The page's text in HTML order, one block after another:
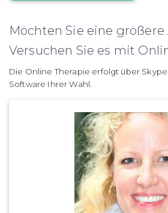
Möchten Sie eine größere
Versuchen Sie es mit
Die Online Therapie erfolgt über
Software Ihrer Wahl.